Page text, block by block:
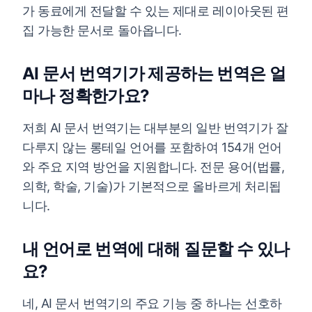
가 동료에게 전달할 수 있는 제대로 레이아웃된 편
집 가능한 문서로 돌아옵니다.
AI 문서 번역기가 제공하는 번역은 얼
마나 정확한가요?
저희 AI 문서 번역기는 대부분의 일반 번역기가 잘
다루지 않는 롱테일 언어를 포함하여 154개 언어
와 주요 지역 방언을 지원합니다. 전문 용어(법률,
의학, 학술, 기술)가 기본적으로 올바르게 처리됩
니다.
내 언어로 번역에 대해 질문할 수 있나
요?
네, AI 문서 번역기의 주요 기능 중 하나는 선호하